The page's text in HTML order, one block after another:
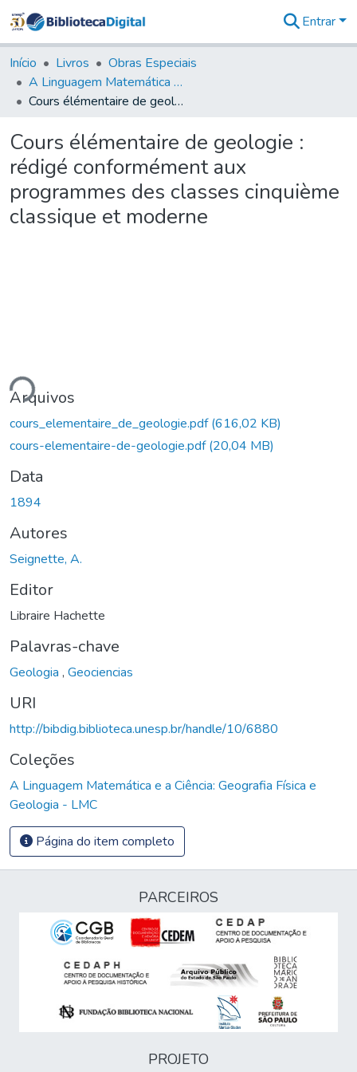
&
Coleções
Tudo na
Biblioteca
Estatísticas
Entrar
Início Livros
Obras Especiais
A Linguagem Matemática e a Ciência: Geografia Física e Geologia - LMC
Cours élémentaire de geologie : rédigé conformément aux programmes des classes cinquième classique et moderne
Cours élémentaire de geologie :
rédigé conformément aux
programmes des classes cinquième
classique et moderne
Arquivos
cours_elementaire_de_geologie.pdf(616,02 KB)
cours-elementaire-de-geologie.pdf(20,04 MB)
Data
1894
Autores
Seignette, A.
Editor
Libraire Hachette
Palavras-chave
Geologia , Geociencias
URI
http://bibdig.biblioteca.unesp.br/handle/10/6880
Coleções
A Linguagem Matemática e a Ciência: Geografia Física e
Geologia - LMC
Página do item completo
PARCEIROS
PROJETO